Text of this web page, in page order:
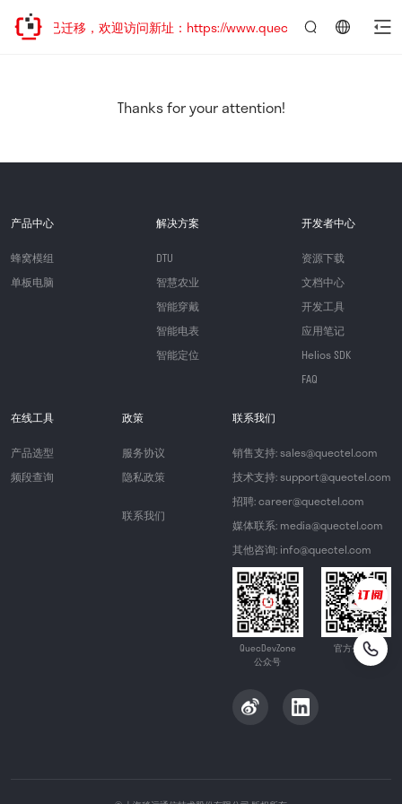
站地址已迁移，欢迎访问新址：https://www.quectel.com.cn
Thanks for your attention!
产品中心
蜂窝模组
单板电脑
解决方案
DTU
智慧农业
智能穿戴
智能电表
智能定位
开发者中心
资源下载
文档中心
开发工具
应用笔记
Helios SDK
FAQ
在线工具
产品选型
频段查询
政策
服务协议
隐私政策
联系我们
联系我们
销售支持: sales@quectel.com
技术支持: support@quectel.com
招聘: career@quectel.com
媒体联系: media@quectel.com
其他咨询: info@quectel.com
QuecDevZone
公众号
官方公众号